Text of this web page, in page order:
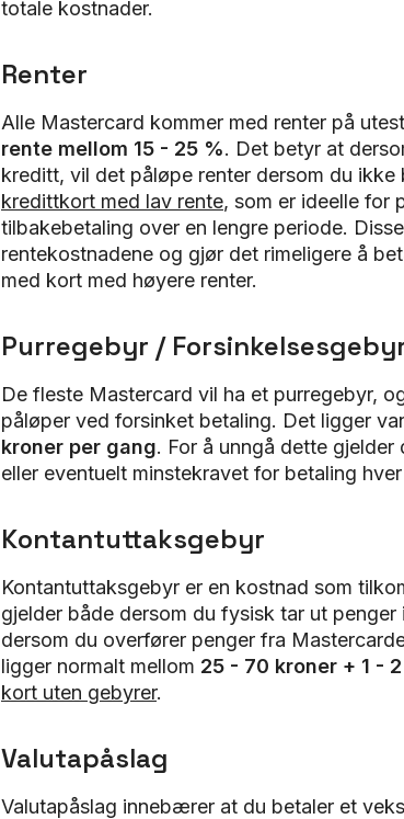
totale kostnader.
Renter
Alle Mastercard kommer med renter på
rente mellom 15 - 25 %. Det betyr at
kreditt, vil det påløpe renter dersom du
kredittkort med lav rente, som er ideelle for
tilbakebetaling over en lengre periode.
rentekostnadene og gjør det rimeligere å
med kort med høyere renter.
Purregebyr /
De fleste Mastercard vil ha et purregebyr,
påløper ved forsinket betaling. Det ligger
kroner per gang. For å unngå dette
eller eventuelt minstekravet for betaling
Kontantuttaksgebyr
Kontantuttaksgebyr er en kostnad som
gjelder både dersom du fysisk tar ut
dersom du overfører penger fra
ligger normalt mellom 25 - 70 kroner + 1 -
kort uten gebyrer.
Valutapåslag
Valutapåslag innebærer at du betaler et